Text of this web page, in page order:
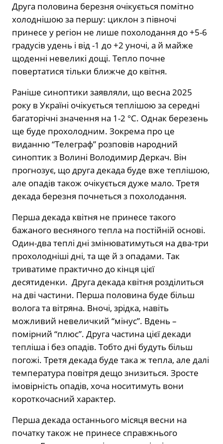
Друга половина березня очікується помітно
холоднішою за першу: циклон з півночі
принесе у регіон не лише похолодання до +5-6
градусів удень і від -1 до +2 уночі, а й майже
щоденні невеликі дощі. Тепло почне
повертатися тільки ближче до квітня.
Раніше синоптики заявляли, що весна 2025
року в Україні очікується теплішою за середні
багаторічні значення на 1-2 °C. Однак березень
ще буде прохолодним. Зокрема про це
виданню “Телеграф” розповів народний
синоптик з Волині Володимир Деркач. Він
прогнозує, що друга декада буде вже теплішою,
але опадів також очікується дуже мало. Третя
декада березня почнеться з похолодання.
Перша декада квітня не принесе такого
бажаного весняного тепла на постійній основі.
Один-два теплі дні змінюватимуться на два-три
прохолодніші дні, та ще й з опадами. Так
триватиме практично до кінця цієї
десятиденки. Друга декада квітня розділиться
на дві частини. Перша половина буде більш
волога та вітряна. Вночі, зрідка, навіть
можливий невеличкий “мінус”. Вдень –
помірний “плюс”. Друга частина цієї декади
тепліша і без опадів. Тобто дні будуть більш
погожі. Третя декада буде така ж тепла, але далі
температура повітря дещо знизиться. Зросте
імовірність опадів, хоча носитимуть вони
короткочасний характер.
Перша декада останнього місяця весни на
початку також не принесе справжнього